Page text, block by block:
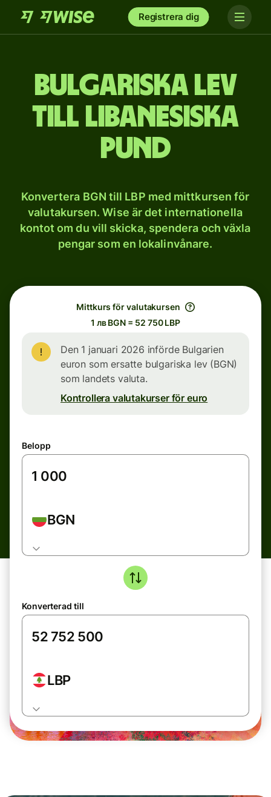
Registrera dig
Bulgariska lev
till libanesiska
pund
Konvertera BGN till LBP med mittkursen för
valutakursen. Wise är det internationella
kontot om du vill skicka, spendera och växla
pengar som en lokalinvånare.
Mittkurs för valutakursen
1 лв BGN = 52 750 LBP
Den 1 januari 2026 införde Bulgarien
euron som ersatte bulgariska lev (BGN)
som landets valuta.
Kontrollera valutakurser för euro
Belopp
BGN
Konverterad till
LBP